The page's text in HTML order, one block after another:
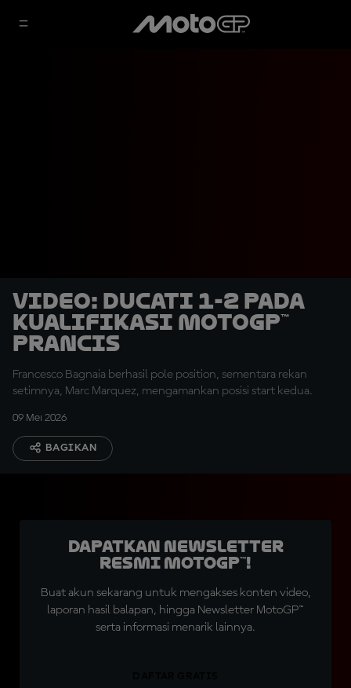
VIDEO: Ducati 1-2 pada
Kualifikasi MotoGP™
Prancis
Francesco Bagnaia berhasil pole position, sementara rekan
setimnya, Marc Marquez, mengamankan posisi start kedua.
09 Mei 2026
BAGIKAN
Dapatkan Newsletter
Resmi MotoGP™!
Buat akun sekarang untuk mengakses konten video,
laporan hasil balapan, hingga Newsletter MotoGP™
serta informasi menarik lainnya.